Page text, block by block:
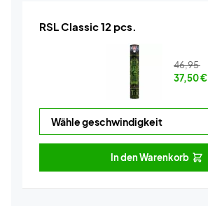
RSL Classic 12 pcs.
46,95
37,50€
In den Warenkorb